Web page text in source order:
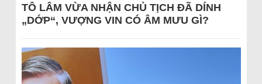
TÔ LÂM VỪA NHẬN CHỦ TỊCH ĐÃ DÍNH
„DỚP“, VƯỢNG VIN CÓ ÂM MƯU GÌ?